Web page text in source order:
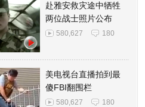
赴雅安救灾途中牺牲
两位战士照片公布
580,627 180
美电视台直播拍到最
傻FBI翻围栏
580,627 180